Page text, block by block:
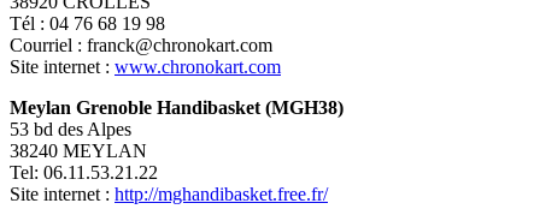
Tél : 04 76 68 19 98
Courriel : franck@chronokart.com
Site internet : www.chronokart.com
Meylan Grenoble Handibasket (MGH38)
53 bd des Alpes
38240 MEYLAN
Tel: 06.11.53.21.22
Site internet : http://mghandibasket.free.fr/